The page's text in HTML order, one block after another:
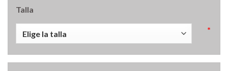
Talla
*